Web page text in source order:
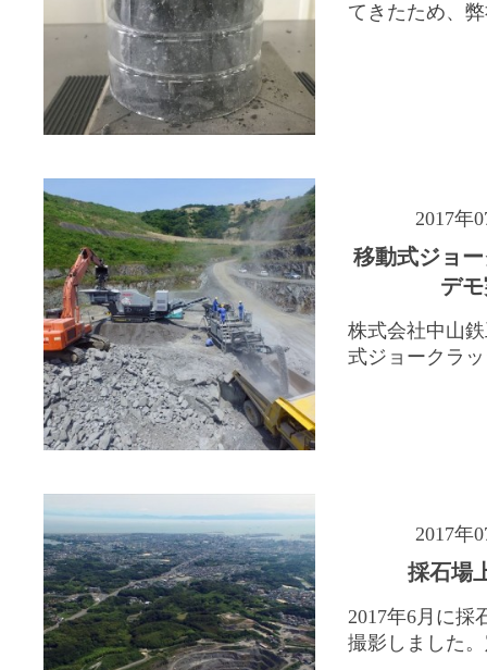
てきたため、
2017年
移動式ジョ
デ
株式会社中山
式ジョークラ
2017年
採石場
2017年6月に採
撮影しました